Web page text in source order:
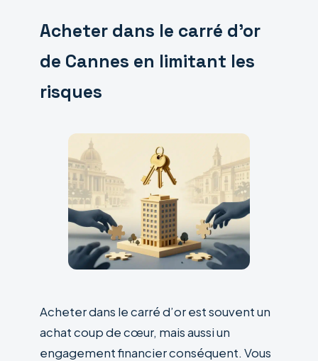
Acheter dans le carré d’or
de Cannes en limitant les
risques
Acheter dans le carré d’or est souvent un
achat coup de cœur, mais aussi un
engagement financier conséquent. Vous